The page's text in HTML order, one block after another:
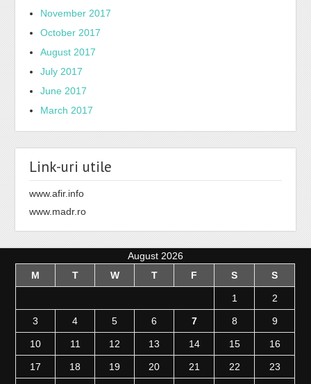
November 2017
October 2017
August 2017
July 2017
June 2017
March 2017
Link-uri utile
www.afir.info
www.madr.ro
August 2026
M
T W T F S S
1 2
3 4 5 6 7 8 9
10 11 12 13 14 15 16
17 18 19 20 21 22 23